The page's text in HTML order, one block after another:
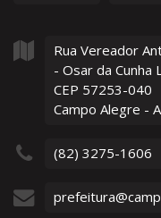
Rua Vereador
- Osar da Cunha
CEP 57253-040
Campo Alegre -
(82) 3275-1606